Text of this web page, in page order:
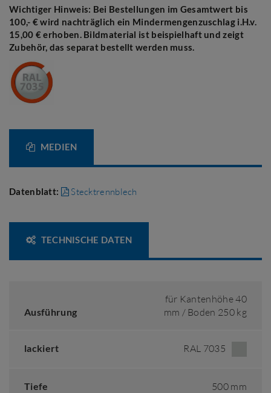
Wichtiger Hinweis: Bei Bestellungen im Gesamtwert bis
100,- € wird nachträglich ein Mindermengenzuschlag i.H.v.
15,00 € erhoben. Bildmaterial ist beispielhaft und zeigt
Zubehör, das separat bestellt werden muss.
MEDIEN
Datenblatt: Stecktrennblech
TECHNISCHE DATEN
Ausführung
für Kantenhöhe 40
mm / Boden 250 kg
lackiert RAL 7035
Tiefe 500 mm